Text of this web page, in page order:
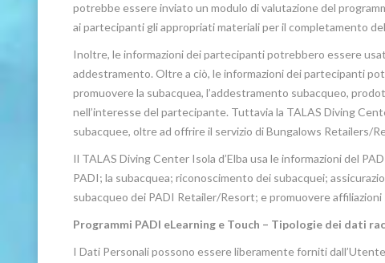
potrebbe essere inviato un modulo di valutazione del
ai partecipanti gli appropriati materiali per il completamento
Inoltre, le informazioni dei partecipanti potrebbero essere
addestramento. Oltre a ciò, le informazioni dei partecipanti
promuovere la subacquea, l’addestramento subacqueo,
nell’interesse del partecipante. Tuttavia la TALAS Diving
subacquee, oltre ad offrire il servizio di Bungalows Retailers/
Il TALAS Diving Center Isola d’Elba usa le informazioni del
PADI; la subacquea; riconoscimento dei subacquei;
subacqueo dei PADI Retailer/Resort; e promuovere
Programmi PADI eLearning e Touch – Tipologie dei dati
I Dati Personali possono essere liberamente forniti